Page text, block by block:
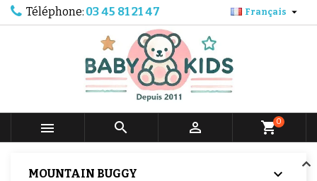
Téléphone: 03 45 81 21 47 Français 
   shopping_cart0
MOUNTAIN BUGGY